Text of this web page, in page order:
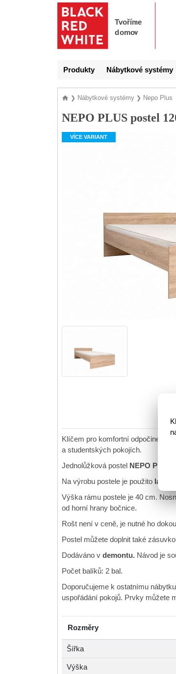
Produkty Nábytkové systémy
❯ Nábytkové systémy ❯ Nepo Plus
NEPO PLUS postel
VÍCE VARIANT
Klíčem pro komfortní odpočinek je
a studentských pokojích.
Jednolůžková postel
NEPO PLUS
Na výrobu postele je použito lamino
Výška rámu postele je 40 cm.
od horní hrany bočnice.
Rošt není v ceně, je nutné ho
Postel můžete doplnit také
Dodáváno v demontu. Návod je
Počet balíků: 2 bal.
Doporučujeme k ostatnímu nábytku
uspořádání pokojů. Prvky můžete
Rozměry
Šířka
Výška